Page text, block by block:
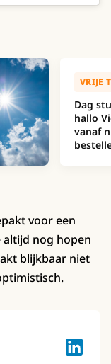
VRIJE
Dag
hallo
vanaf
voor een
altijd nog hopen
blijkbaar niet
Lotte